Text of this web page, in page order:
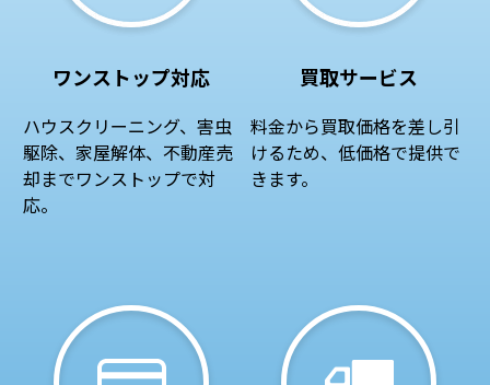
ワンストップ対応
ハウスクリーニング、害虫
駆除、家屋解体、不動産売
却までワンストップで対
応。
買取サービス
料金から買取価格を差し引
けるため、低価格で提供で
きます。